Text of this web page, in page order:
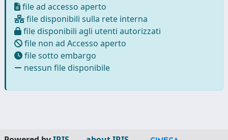
file ad accesso aperto
file disponibili sulla rete interna
file disponibili agli utenti autorizzati
file non ad Accesso aperto
file sotto embargo
nessun file disponibile